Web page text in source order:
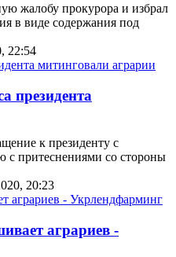
жалобу прокурора и избрал
в виде содержания под
22:54
президента
к президенту с
с притеснениями со стороны
20:23
аграриев -